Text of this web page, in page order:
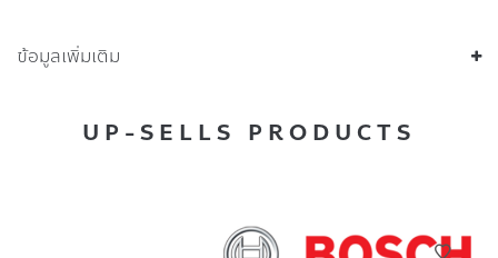
ข้อมูลเพิ่มเติม
UP-SELLS PRODUCTS